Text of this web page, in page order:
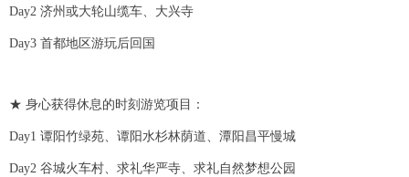
Day2 济州或大轮山缆车、大兴寺
Day3 首都地区游玩后回国
★ 身心获得休息的时刻游览项目：
Day1 谭阳竹绿苑、谭阳水杉林荫道、潭阳昌平慢城
Day2 谷城火车村、求礼华严寺、求礼自然梦想公园